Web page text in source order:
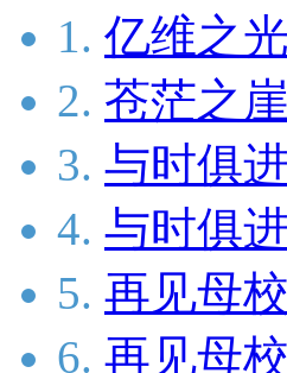
1. 亿维之光
2. 苍茫之崖
3. 与时俱进
4. 与时俱
5. 再见母校
6. 再见母